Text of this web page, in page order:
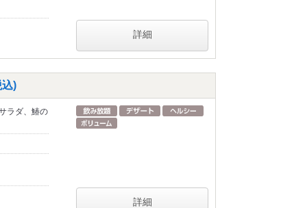
詳細
込)
ラダ、鰆の
詳細